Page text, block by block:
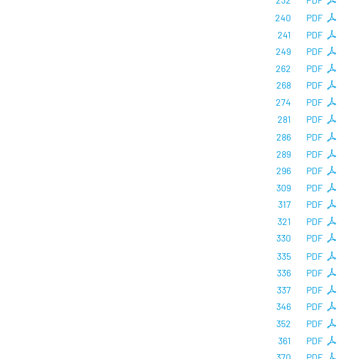
PDF
240
PDF
241
PDF
249
PDF
262
PDF
268
PDF
274
PDF
281
PDF
286
PDF
289
PDF
296
PDF
309
PDF
317
PDF
321
PDF
330
PDF
335
PDF
336
PDF
337
PDF
346
PDF
352
PDF
361